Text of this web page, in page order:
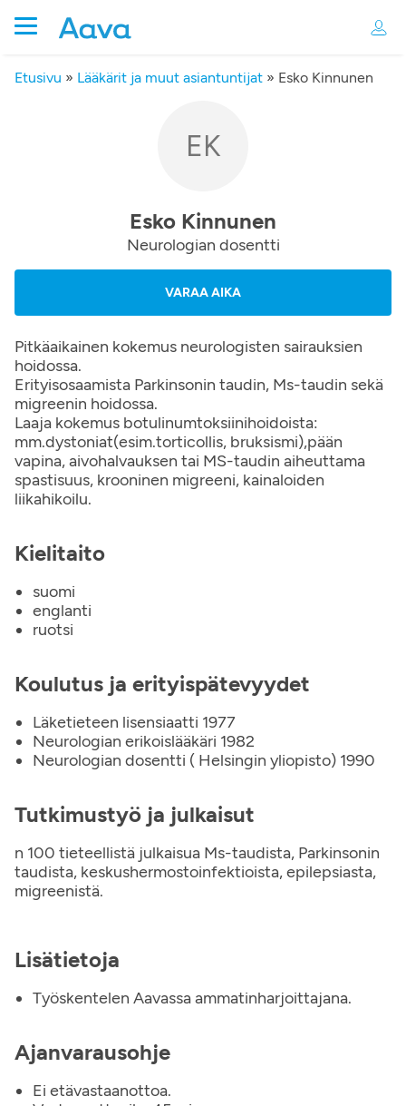
Etusivu » Lääkärit ja muut asiantuntijat » Esko Kinnunen
EK
Esko Kinnunen
Neurologian dosentti
VARAA AIKA
Pitkäaikainen kokemus neurologisten sairauksien
hoidossa.
Erityisosaamista Parkinsonin taudin, Ms-taudin sekä
migreenin hoidossa.
Laaja kokemus botulinumtoksiinihoidoista:
mm.dystoniat(esim.torticollis, bruksismi),pään
vapina, aivohalvauksen tai MS-taudin aiheuttama
spastisuus, krooninen migreeni, kainaloiden
liikahikoilu.
Kielitaito
suomi
englanti
ruotsi
Koulutus ja erityispätevyydet
Läketieteen lisensiaatti 1977
Neurologian erikoislääkäri 1982
Neurologian dosentti ( Helsingin yliopisto) 1990
Tutkimustyö ja julkaisut
n 100 tieteellistä julkaisua Ms-taudista, Parkinsonin
taudista, keskushermostoinfektioista, epilepsiasta,
migreenistä.
Lisätietoja
Työskentelen Aavassa ammatinharjoittajana.
Ajanvarausohje
Ei etävastaanottoa.